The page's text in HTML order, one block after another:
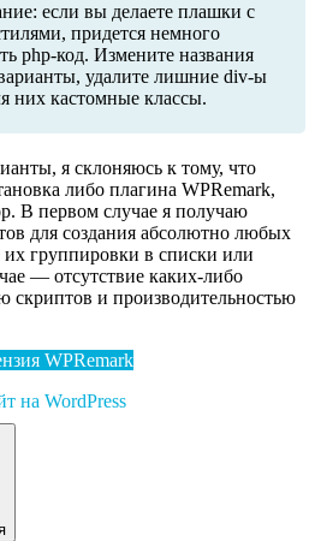
если вы делаете плашки с
придется немного
php-код. Измените названия
удалите лишние div-ы
них кастомные классы.
я склоняюсь к тому, что
либо плагина WPRemark,
В первом случае я получаю
для создания абсолютно любых
группировки в списки или
— отсутствие каких-либо
скриптов и производительностью
WPRemark